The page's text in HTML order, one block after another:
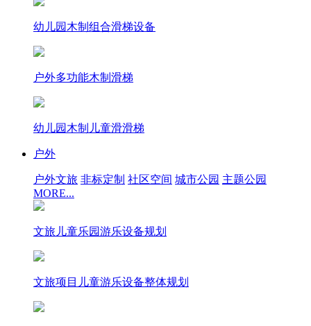
幼儿园木制组合滑梯设备
户外多功能木制滑梯
幼儿园木制儿童滑滑梯
户外
户外文旅 非标定制 社区空间 城市公园 主题公园
MORE...
文旅儿童乐园游乐设备规划
文旅项目儿童游乐设备整体规划